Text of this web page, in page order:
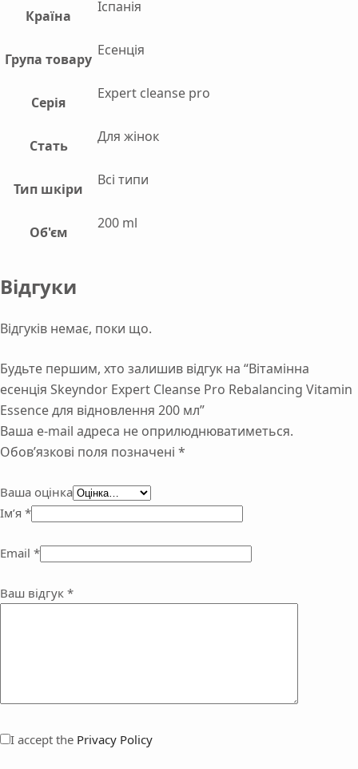
Країна
Іспанія
Група товару
Есенція
Серія
Expert cleanse pro
Стать
Для жінок
Тип шкіри
Всі типи
Об'єм
200 ml
Відгуки
Відгуків немає, поки що.
Будьте першим, хто залишив відгук на “Вітамінна
есенція Skeyndor Expert Cleanse Pro Rebalancing Vitamin
Essence для відновлення 200 мл”
Ваша e-mail адреса не оприлюднюватиметься.
Обов’язкові поля позначені *
Ваша оцінка
Ім’я *
Email *
Ваш відгук *
I accept the Privacy Policy